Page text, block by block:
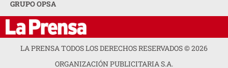
GRUPO OPSA
LA PRENSA TODOS LOS DERECHOS RESERVADOS ©2026
ORGANIZACIÓN PUBLICITARIA S.A.